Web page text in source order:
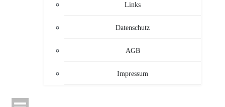
Links
Datenschutz
AGB
Impressum